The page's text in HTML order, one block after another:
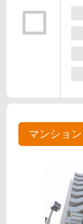
マンション